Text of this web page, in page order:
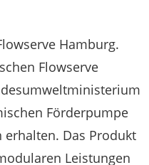
Hamburg.
Flowserve
Förderpumpe
erhalten. Das Produkt
Leistungen